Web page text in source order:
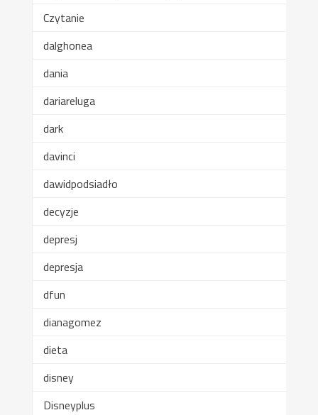
Czytanie
dalghonea
dania
dariareluga
dark
davinci
dawidpodsiadło
decyzje
depresj
depresja
dfun
dianagomez
dieta
disney
Disneyplus